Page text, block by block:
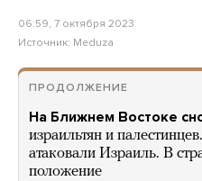
06:59, 7 октября 2023
Источник: Meduza
ПРОДОЛЖЕНИЕ
На Ближнем Востоке
израильтян и
атаковали Израиль. В
положение